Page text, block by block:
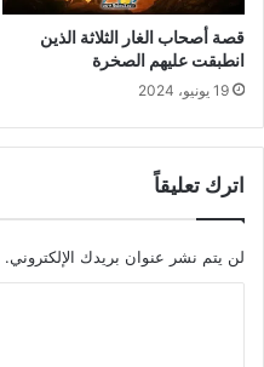
قصة أصحاب الغار الثلاثة الذين
انطبقت عليهم الصخرة
19 يونيو، 2024
اترك تعليقاً
لن يتم نشر عنوان بريدك الإلكتروني.